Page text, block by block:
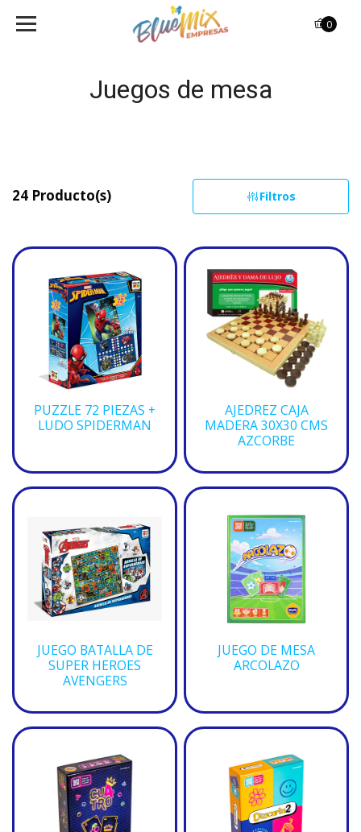
0
Juegos de mesa
24 Producto(s) Filtros
PUZZLE 72 PIEZAS +
LUDO SPIDERMAN
AJEDREZ CAJA
MADERA 30X30 CMS
AZCORBE
JUEGO BATALLA DE
SUPER HEROES
AVENGERS
JUEGO DE MESA
ARCOLAZO